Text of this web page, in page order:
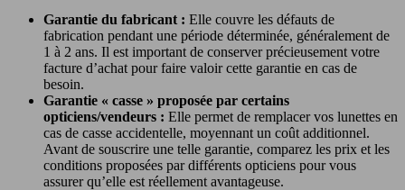
Garantie du fabricant : Elle couvre les défauts de
fabrication pendant une période déterminée, généralement de
1 à 2 ans. Il est important de conserver précieusement votre
facture d’achat pour faire valoir cette garantie en cas de
besoin.
Garantie « casse » proposée par certains
opticiens/vendeurs : Elle permet de remplacer vos lunettes en
cas de casse accidentelle, moyennant un coût additionnel.
Avant de souscrire une telle garantie, comparez les prix et les
conditions proposées par différents opticiens pour vous
assurer qu’elle est réellement avantageuse.